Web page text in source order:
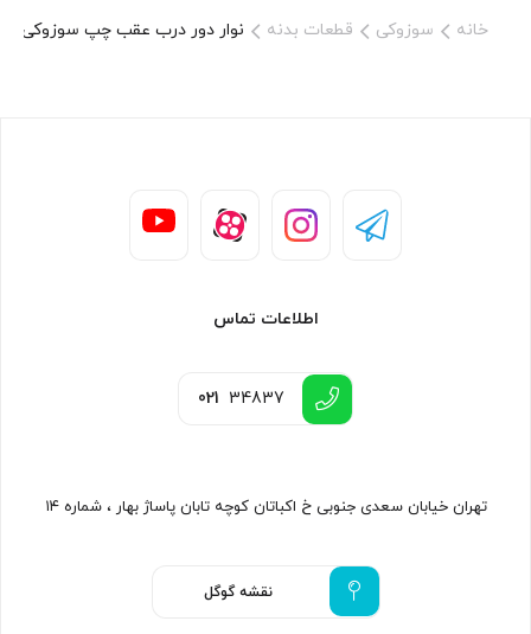
خانه سوزوکی قطعات بدنه نوار دور درب عقب چپ سوزوکی
اطلاعات تماس
021 34837
تهران خیابان سعدی جنوبی خ اکباتان کوچه تابان پاساژ بهار ، شماره ۱۴
نقشه گوگل